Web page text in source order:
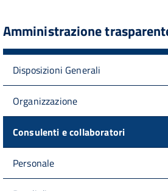
Amministrazione
Disposizioni Generali
Organizzazione
Consulenti e collaboratori
Personale